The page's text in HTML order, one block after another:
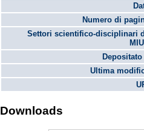
Numero di
Settori scientifico-disciplinari
Ultima
Downloads